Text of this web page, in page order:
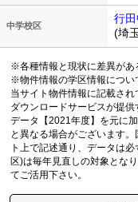
中学校区
行
(埼
※各種情報と現状に差異があ
※物件情報の学区情報につい
当サイト物件情報に記載さ
ダウンロードサービスが提
データ【2021年度】を元に
と異なる場合がございます
ト上で記述通り、データは
区)は毎年見直しの対象とな
てご活用下さい。